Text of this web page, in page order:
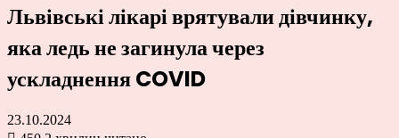
Львівські лікарі врятували дівчинку,
яка ледь не загинула через
ускладнення COVID
23.10.2024